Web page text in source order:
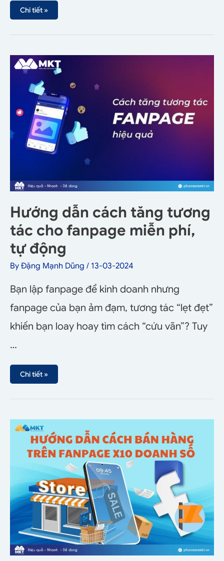
Chi tiết »
Hướng dẫn cách tăng tương
tác cho fanpage miễn phí,
tự động
By Đặng Mạnh Dũng / 13-03-2024
Bạn lập fanpage để kinh doanh nhưng
fanpage của bạn ảm đạm, tương tác “lẹt đẹt”
khiến bạn loay hoay tìm cách “cứu vãn”? Tuy
…
Chi tiết »